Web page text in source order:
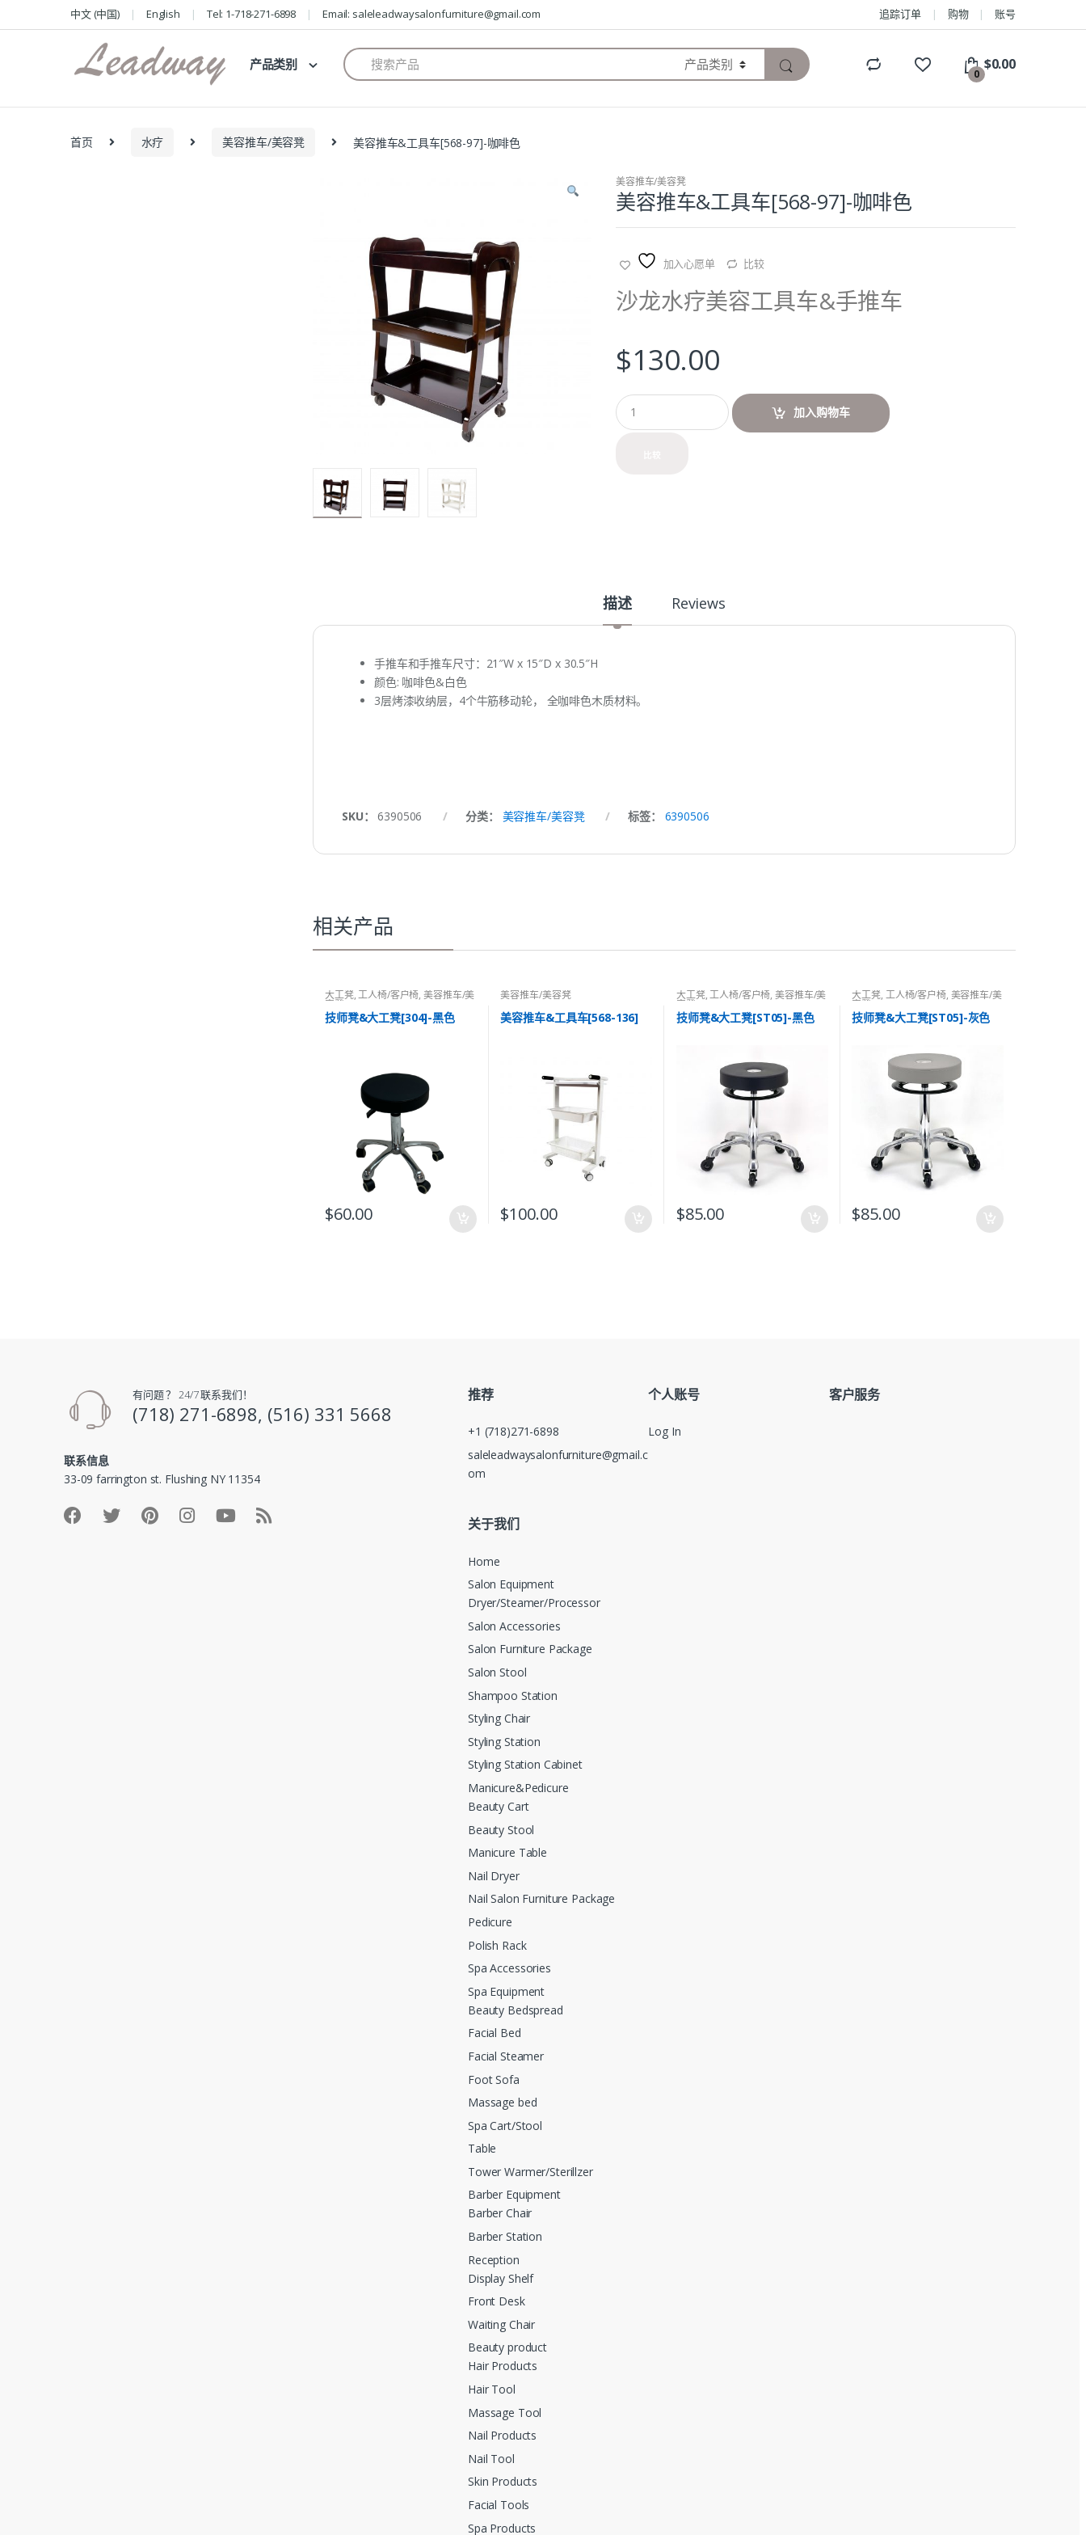
to
to
中文 (中国) English Tel: 1-718-271-6898 Email: saleleadwaysalonfurniture@gmail.com 追踪订单 购物 账号
产品类别
Search
for:
0
$0.00
首页 水疗 美容推车/美容凳 美容推车&工具车[568-97]-咖啡色
美容推车/美容凳
美容推车&工具车[568-97]-咖啡色
加入心愿单 比较
沙龙水疗美容工具车&手推车
$130.00
Q
u
a
加入购物车
描述 Reviews
手推车和手推车尺寸：21″W x 15″D x 30.5″H
颜色: 咖啡色&白色
3层烤漆收纳层，4个牛筋移动轮， 全咖啡色木质材料。
SKU： 6390506 分类： 美容推车/美容凳 标签： 6390506
相关产品
大工凳,工人椅/客户椅,美容推车/美
容凳
技师凳&大工凳[304]-黑色
$60.00
美容推车/美容凳
美容推车&工具车[568-136]
$100.00
大工凳,工人椅/客户椅,美容推车/美
容凳
技师凳&大工凳[ST05]-黑色
$85.00
大工凳, 工人椅/客户椅, 美容推车/美
容凳
技师凳&大工凳[ST05]-灰色
$85.00
有问题 ？ 24/7 联系我们！
(718) 271-6898, (516) 331 5668
联系信息
33-09 farrington st. Flushing NY 11354
推荐
+1 (718)271-6898
saleleadwaysalonfurniture@gmail.c
om
个人账号
Log In
客户服务
关于我们
Home
Salon Equipment
Dryer/Steamer/Processor
Salon Accessories
Salon Furniture Package
Salon Stool
Shampoo Station
Styling Chair
Styling Station
Styling Station Cabinet
Manicure&Pedicure
Beauty Cart
Beauty Stool
Manicure Table
Nail Dryer
Nail Salon Furniture Package
Pedicure
Polish Rack
Spa Accessories
Spa Equipment
Beauty Bedspread
Facial Bed
Facial Steamer
Foot Sofa
Massage bed
Spa Cart/Stool
Table
Tower Warmer/Sterillzer
Barber Equipment
Barber Chair
Barber Station
Reception
Display Shelf
Front Desk
Waiting Chair
Beauty product
Hair Products
Hair Tool
Massage Tool
Nail Products
Nail Tool
Skin Products
Facial Tools
Spa Products